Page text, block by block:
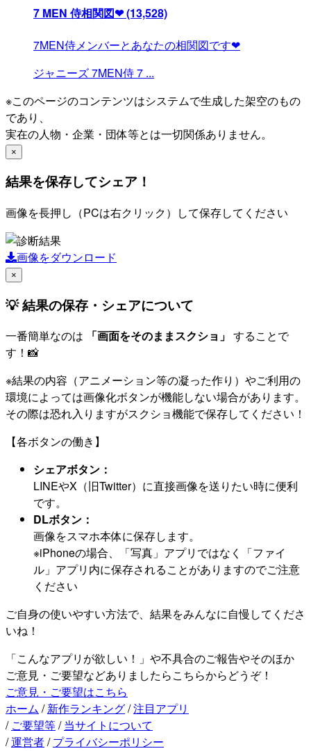
7 MEN 侍相関図❤(13,528)
7MEN侍メンバーとあなたの相関図です❤
ジャニーズ7MEN侍7 ...
※このページのコンテンツはシステムで生成した架空のもの
であり、
実在の人物・企業・団体等とは一切関係ありません。
×
結果を保存してシェア！
画像を長押し（PCは右クリック）して保存してください
画像をダウンロード
×
💡 結果の保存・シェアについて
一番簡単なのは 「画面をそのままスクショ」 することで
す！📸
※結果の内容（アニメーション等の凝った作り）やご利用の
環境によっては画像化ボタンが機能しない場合があります。
その際は恐れ入りますがスクショ機能で保存してください！
【各ボタンの働き】
シェアボタン：
LINEやX（旧Twitter）に直接画像を送りたい時に便利
です。
DLボタン：
画像をスマホ本体に保存します。
※iPhoneの場合、「写真」アプリではなく「ファイ
ル」アプリ内に保存されることがありますのでご注意
ください
ご自身の使いやすい方法で、結果をみんなに自慢してくださ
いね！
「こんなアプリが欲しい！」や不具合のご報告やそのほか
ご意見・ご要望などありましたらこちらからどうぞ！
ご意見・ご要望はこちら
ホーム / 新作ランキング/注目アプリ
/ ご要望等/ 当サイトについて
/運営者/ プライバシーポリシー